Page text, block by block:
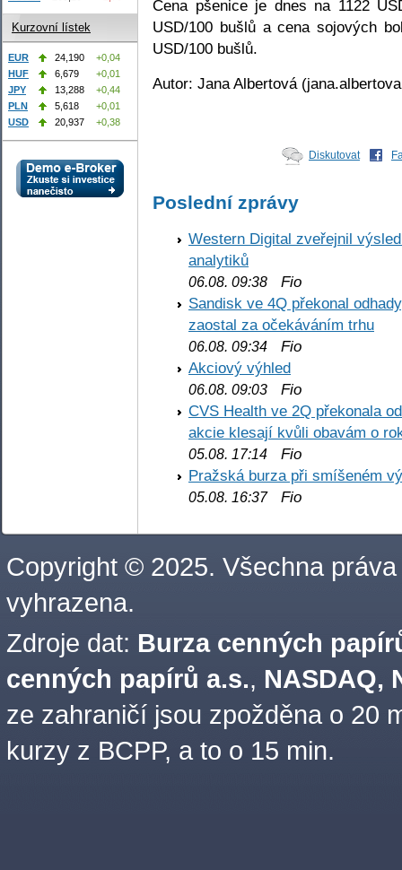
Cena pšenice je dnes na 1122
USD/100 bušlů a cena sojových
USD/100 bušlů.
Autor: Jana Albertová
Diskutovat
Poslední zprávy
Western Digital zveřejnil
analytiků
06.08. 09:38 Fio
Sandisk ve 4Q překonal
zaostal za očekáváním trhu
06.08. 09:34 Fio
Akciový výhled
06.08. 09:03 Fio
CVS Health ve 2Q překonala
akcie klesají kvůli obavám o
05.08. 17:14 Fio
Pražská burza při smíšeném
05.08. 16:37Fio
Kurzovní lístek
EUR 24,190
+0,04
HUF
6,679
+0,01
JPY
13,288
+0,44
PLN
5,618
+0,01
USD
20,937 +0,38
Copyright © 2025. Všechna práva
vyhrazena.
Zdroje dat: Burza cenných
cenných papírů a.s., NASDAQ,
ze zahraničí jsou zpožděna o 20
kurzy z BCPP, a to o 15 min.